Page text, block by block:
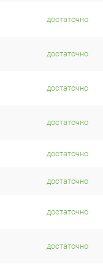
достаточно
достаточно
достаточно
достаточно
достаточно
достаточно
достаточно
достаточно